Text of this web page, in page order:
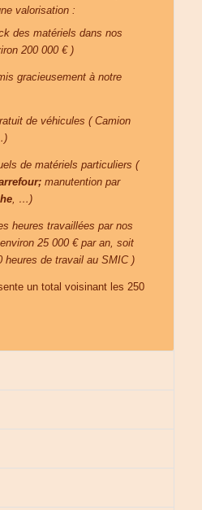
valorisation :
des matériels dans nos
200 000 € )
gracieusement à notre
de véhicules ( Camion
de matériels particuliers (
manutention par
, …)
heures travaillées par nos
25 000 € par an, soit
heures de travail au SMIC )
un total voisinant les 250